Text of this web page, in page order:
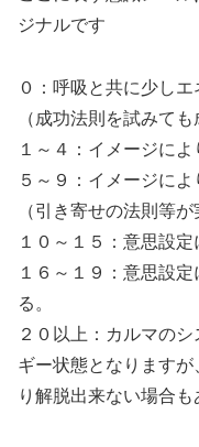
ジナルです
０：呼吸と共に少しエ
（成功法則を試みて
１～４：イメージに
５～９：イメージに
（引き寄せの法則等
１０～１５：意思設
１６～１９：意思設
る。
２０以上：カルマの
ギー状態となります
り解脱出来ない場合